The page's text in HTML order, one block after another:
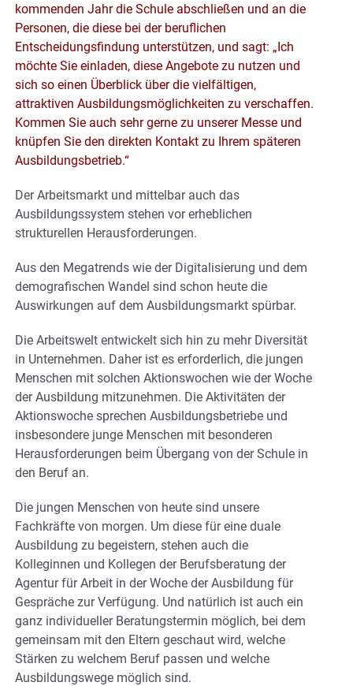
kommenden Jahr die Schule abschließen und an die
Personen, die diese bei der beruflichen
Entscheidungsfindung unterstützen, und sagt: „Ich
möchte Sie einladen, diese Angebote zu nutzen und
sich so einen Überblick über die vielfältigen,
attraktiven Ausbildungsmöglichkeiten zu verschaffen.
Kommen Sie auch sehr gerne zu unserer Messe und
knüpfen Sie den direkten Kontakt zu Ihrem späteren
Ausbildungsbetrieb.“
Der Arbeitsmarkt und mittelbar auch das
Ausbildungssystem stehen vor erheblichen
strukturellen Herausforderungen.
Aus den Megatrends wie der Digitalisierung und dem
demografischen Wandel sind schon heute die
Auswirkungen auf dem Ausbildungsmarkt spürbar.
Die Arbeitswelt entwickelt sich hin zu mehr Diversität
in Unternehmen. Daher ist es erforderlich, die jungen
Menschen mit solchen Aktionswochen wie der Woche
der Ausbildung mitzunehmen. Die Aktivitäten der
Aktionswoche sprechen Ausbildungsbetriebe und
insbesondere junge Menschen mit besonderen
Herausforderungen beim Übergang von der Schule in
den Beruf an.
Die jungen Menschen von heute sind unsere
Fachkräfte von morgen. Um diese für eine duale
Ausbildung zu begeistern, stehen auch die
Kolleginnen und Kollegen der Berufsberatung der
Agentur für Arbeit in der Woche der Ausbildung für
Gespräche zur Verfügung. Und natürlich ist auch ein
ganz individueller Beratungstermin möglich, bei dem
gemeinsam mit den Eltern geschaut wird, welche
Stärken zu welchem Beruf passen und welche
Ausbildungswege möglich sind.